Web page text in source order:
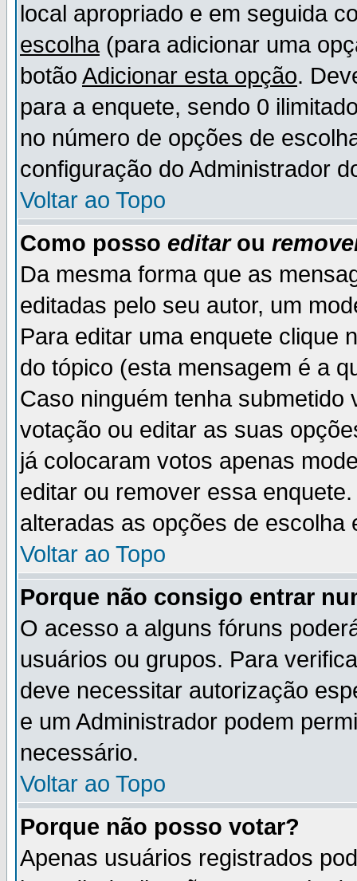
local apropriado e em seguida
escolha (para adicionar uma
botão Adicionar esta opção.
para a enquete, sendo 0
no número de opções de
configuração do Administrador
Voltar ao Topo
Como posso editarou
Da mesma forma que as
editadas pelo seu autor, um
Para editar uma enquete clique
do tópico (esta mensagem é a
Caso ninguém tenha
votação ou editar as suas
já colocaram votos apenas
editar ou remover essa
alteradas as opções de escolha
Voltar ao Topo
Porque não consigo entrar
O acesso a alguns fóruns
usuários ou grupos. Para
deve necessitar autorização
e um Administrador podem
necessário.
Voltar ao Topo
Porque não posso votar?
Apenas usuários registrados